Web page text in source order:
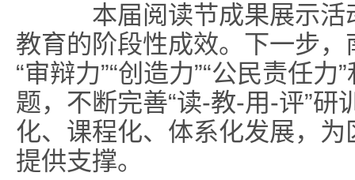
本届阅读节成果展示活
教育的阶段性成效。下一步，
“审辩力”“创造力”“公民责任力
题，不断完善“读-教-用-评”
化、课程化、体系化发展，
提供支撑。